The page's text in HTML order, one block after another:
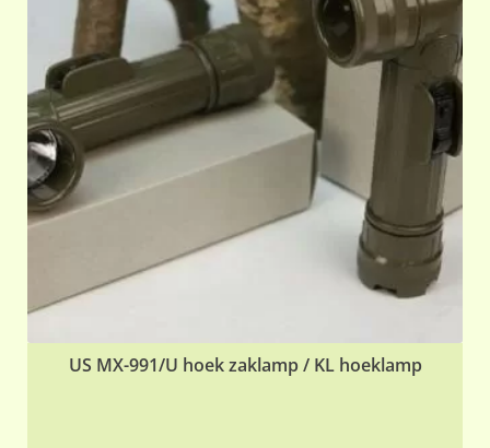
US MX-991/U hoek zaklamp / KL hoeklamp